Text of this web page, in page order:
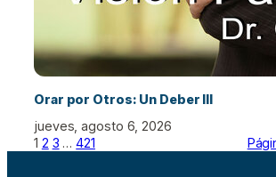
Orar por Otros: Un Deber III
jueves, agosto 6, 2026
1 2 3 … 421